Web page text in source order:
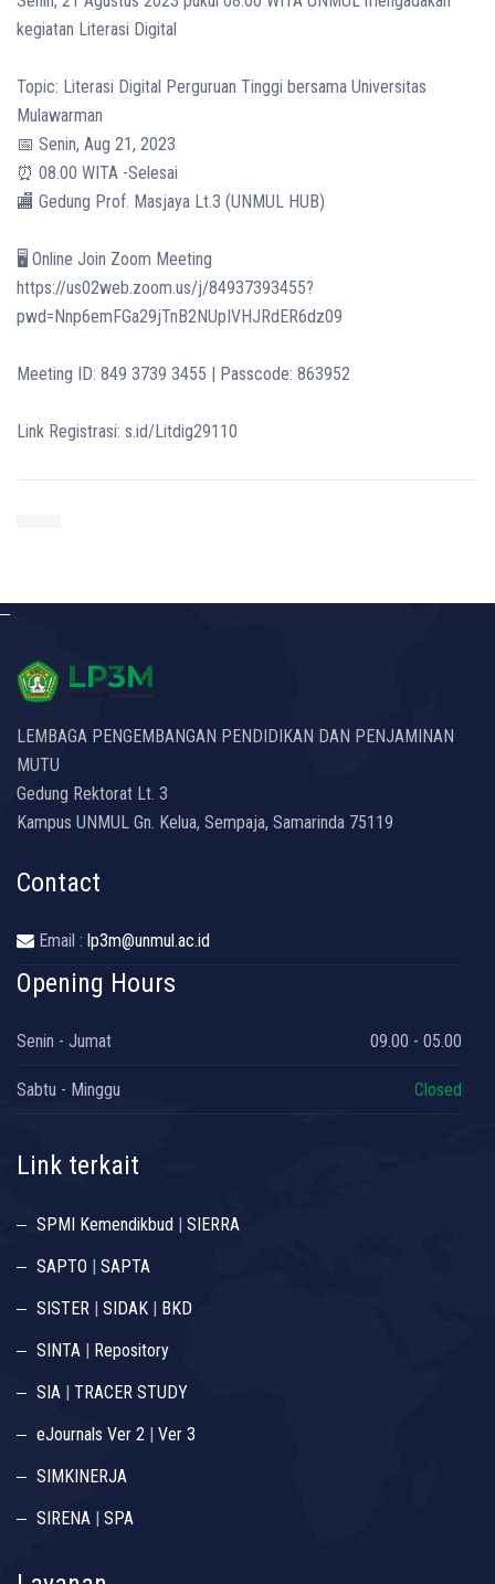
kegiatan Literasi Digital
Topic: Literasi Digital Perguruan Tinggi bersama Universitas
Mulawarman
📅 Senin, Aug 21, 2023
⏰ 08.00 WITA -Selesai
🏬 Gedung Prof. Masjaya Lt.3 (UNMUL HUB)
🖥️ Online Join Zoom Meeting
https://us02web.zoom.us/j/84937393455?
pwd=Nnp6emFGa29jTnB2NUpIVHJRdER6dz09
Meeting ID: 849 3739 3455 | Passcode: 863952
Link Registrasi: s.id/Litdig29110
LEMBAGA PENGEMBANGAN PENDIDIKAN DAN PENJAMINAN
MUTU
Gedung Rektorat Lt. 3
Kampus UNMUL Gn. Kelua, Sempaja, Samarinda 75119
Contact
Email : lp3m@unmul.ac.id
Opening Hours
Senin - Jumat 09.00 - 05.00
Sabtu - Minggu Closed
Link terkait
SPMI Kemendikbud | SIERRA
SAPTO | SAPTA
SISTER | SIDAK | BKD
SINTA | Repository
SIA | TRACER STUDY
eJournals Ver 2 | Ver 3
SIMKINERJA
SIRENA | SPA